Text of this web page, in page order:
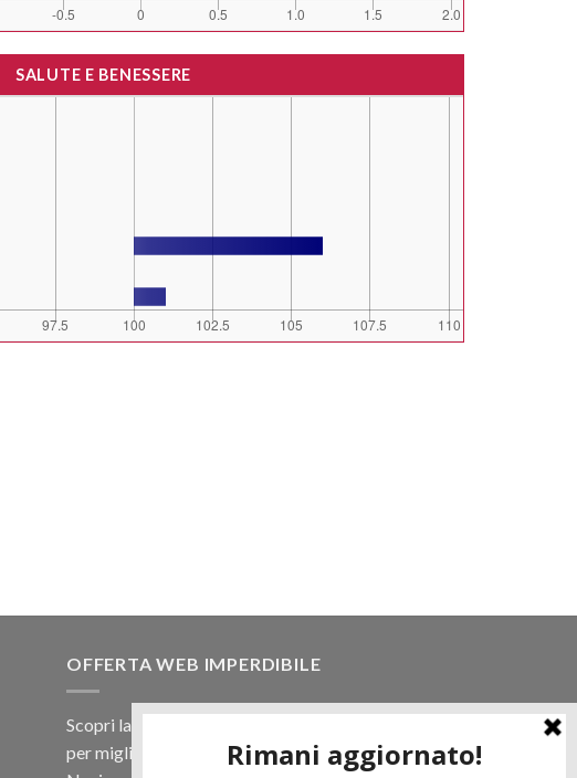
SALUTE E BENESSERE
OFFERTA WEB IMPERDIBILE
Scopri la nostra offerta web! Un prezzo mai visto,
per migliaia di prodotti.